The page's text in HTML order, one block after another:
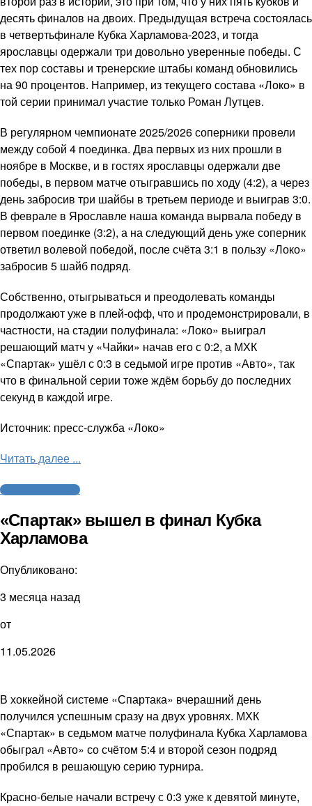
десять финалов на двоих. Предыдущая встреча состоялась
в четвертьфинале Кубка Харламова-2023, и тогда
ярославцы одержали три довольно уверенные победы. С
тех пор составы и тренерские штабы команд обновились
на 90 процентов. Например, из текущего состава «Локо» в
той серии принимал участие только Роман Лутцев.
В регулярном чемпионате 2025/2026 соперники провели
между собой 4 поединка. Два первых из них прошли в
ноябре в Москве, и в гостях ярославцы одержали две
победы, в первом матче отыгравшись по ходу (4:2), а через
день забросив три шайбы в третьем периоде и выиграв 3:0.
В феврале в Ярославле наша команда вырвала победу в
первом поединке (3:2), а на следующий день уже соперник
ответил волевой победой, после счёта 3:1 в пользу «Локо»
забросив 5 шайб подряд.
Собственно, отыгрываться и преодолевать команды
продолжают уже в плей-офф, что и продемонстрировали, в
частности, на стадии полуфинала: «Локо» выиграл
решающий матч у «Чайки» начав его с 0:2, а МХК
«Спартак» ушёл с 0:3 в седьмой игре против «Авто», так
что в финальной серии тоже ждём борьбу до последних
секунд в каждой игре.
Источник: пресс-служба «Локо»
Читать далее ...
Молодежный хоккей
«Спартак» вышел в финал Кубка
Харламова
Опубликовано:
3 месяца назад
от
11.05.2026
В хоккейной системе «Спартака» вчерашний день
получился успешным сразу на двух уровнях. МХК
«Спартак» в седьмом матче полуфинала Кубка Харламова
обыграл «Авто» со счётом 5:4 и второй сезон подряд
пробился в решающую серию турнира.
Красно-белые начали встречу с 0:3 уже к девятой минуте,